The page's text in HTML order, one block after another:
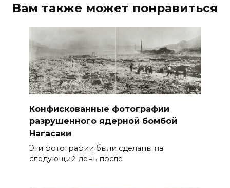
Вам также может понравиться
Конфискованные фотографии
разрушенного ядерной бомбой
Нагасаки
Эти фотографии были сделаны на
следующий день после